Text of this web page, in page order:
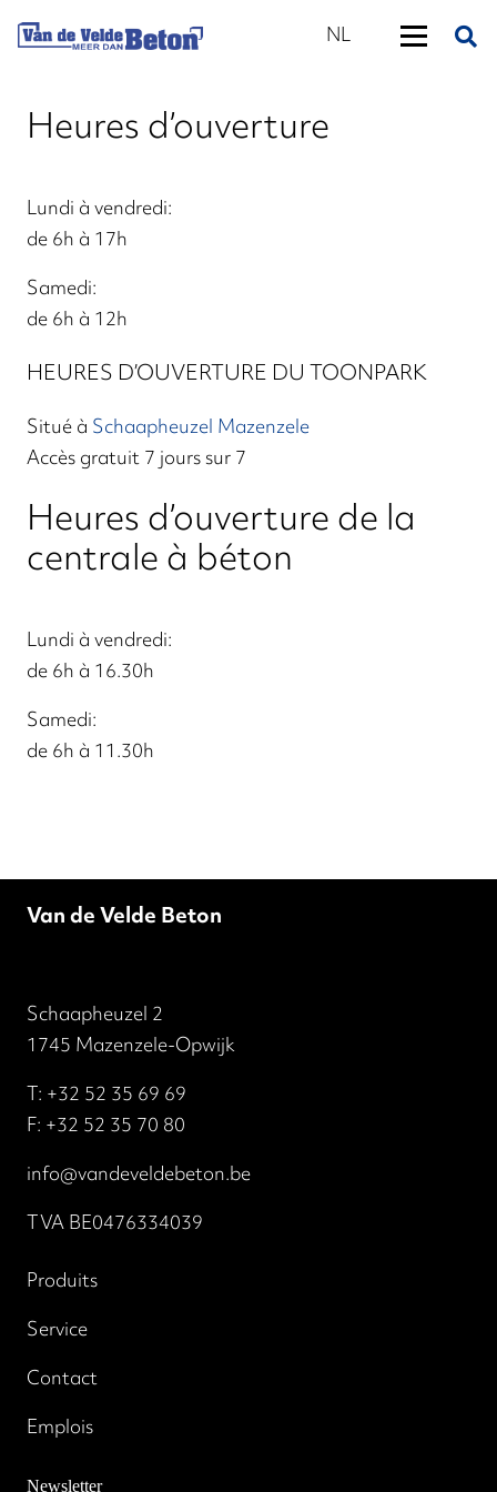
NL
Heures d’ouverture
Lundi à vendredi:
de 6h à 17h
Samedi:
de 6h à 12h
HEURES D’OUVERTURE DU TOONPARK
Situé àSchaapheuzel Mazenzele
Accès gratuit 7 jours sur 7
Heures d’ouverture de la
centrale à béton
Lundi à vendredi:
de 6h à 16.30h
Samedi:
de 6h à 11.30h
Van de Velde Beton
Schaapheuzel 2
1745 Mazenzele-Opwijk
T:+32 52 35 69 69
F: +32 52 35 70 80
info@vandeveldebeton.be
TVA BE0476334039
Produits
Service
Contact
Emplois
Newsletter